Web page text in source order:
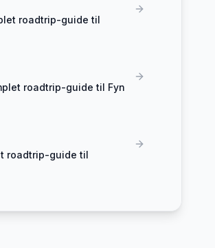
roadtrip-guide til
roadtrip-guide til Fyn
roadtrip-guide til